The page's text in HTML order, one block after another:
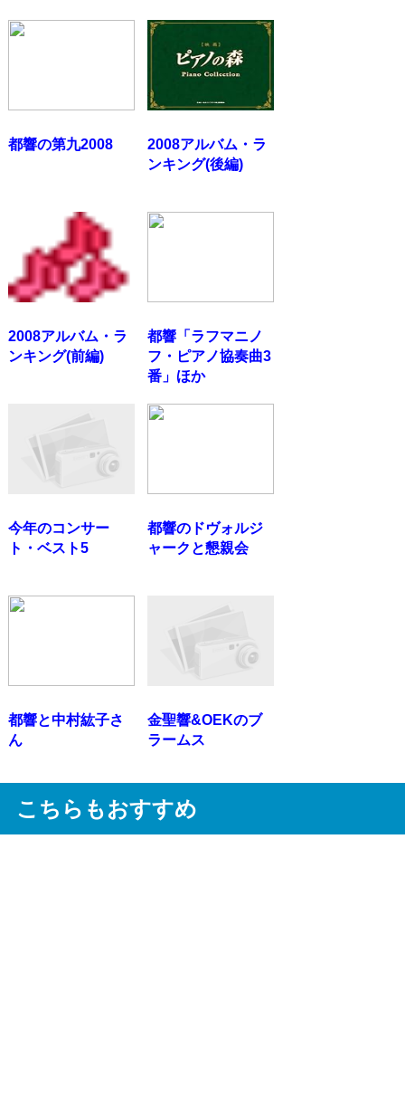
都響の第九2008
2008アルバム・ラ
ンキング(後編)
2008アルバム・ラ
ンキング(前編)
都響「ラフマニノ
フ・ピアノ協奏曲3
番」ほか
今年のコンサー
ト・ベスト5
都響のドヴォルジ
ャークと懇親会
都響と中村紘子さ
ん
金聖響&OEKのブ
ラームス
こちらもおすすめ